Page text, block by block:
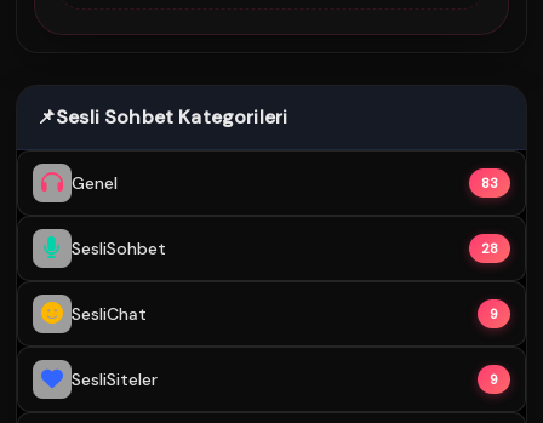
📌Sesli Sohbet Kategorileri
Genel 83
SesliSohbet 28
SesliChat 9
SesliSiteler 9